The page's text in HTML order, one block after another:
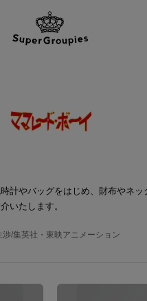
計やバッグをはじめ、財布やネ
いたします。
/集英社・東映アニメーション